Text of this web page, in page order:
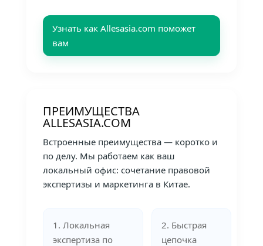
Узнать как Allesasia.com поможет
вам
ПРЕИМУЩЕСТВА
ALLESASIA.COM
Встроенные преимущества — коротко и
по делу. Мы работаем как ваш
локальный офис: сочетание правовой
экспертизы и маркетинга в Китае.
1. Локальная
экспертиза по
2. Быстрая
цепочка